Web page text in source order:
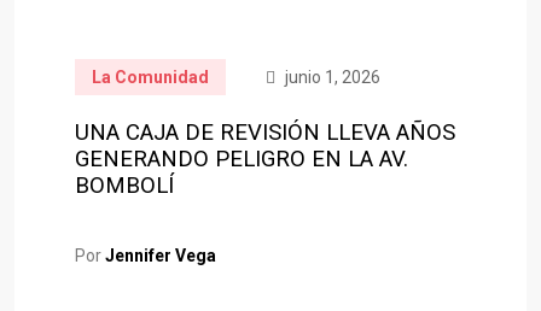
La Comunidad junio 1, 2026
UNA CAJA DE REVISIÓN LLEVA AÑOS
GENERANDO PELIGRO EN LA AV.
BOMBOLÍ
PorJennifer Vega